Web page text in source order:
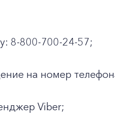
8-800-700-24-57;
на номер
Viber;